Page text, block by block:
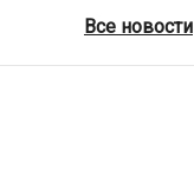
Все новости